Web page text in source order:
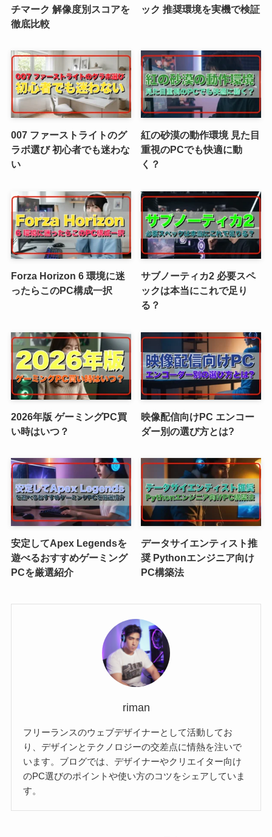
チマーク 解像度別スコアを
徹底比較
ック 推奨環境を実機で検証
007 ファーストライトのグ
ラボ選び 初心者でも迷わな
い
紅の砂漠の動作環境 見た目
重視のPCでも快適に動
く？
Forza Horizon 6 環境に迷
ったらこのPC構成一択
サブノーティカ2 必要スペ
ックは本当にこれで足り
る？
2026年版 ゲーミングPC買
い時はいつ？
映像配信向けPC エンコー
ダー別の選び方とは?
安定してApex Legendsを
遊べるおすすめゲーミング
PCを厳選紹介
データサイエンティスト推
奨 Pythonエンジニア向け
PC構築法
riman
フリーランスのウェブデザイナーとして活動してお
り、デザインとテクノロジーの交差点に情熱を注いで
います。ブログでは、デザイナーやクリエイター向け
のPC選びのポイントや使い方のコツをシェアしていま
す。